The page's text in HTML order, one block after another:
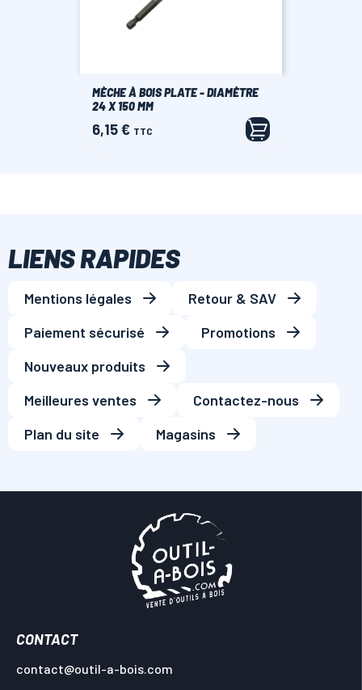
MÈCHE À BOIS PLATE - DIAMÈTRE
24 X 150 MM
Prix
6,15 € TTC
LIENS RAPIDES
Mentions légales
Retour & SAV
Paiement sécurisé
Promotions
Nouveaux produits
Meilleures ventes
Contactez-nous
Plan du site
Magasins
CONTACT
contact@outil-a-bois.com